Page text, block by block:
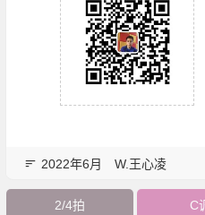
2022年6月 W.王心凌
2/4拍 C